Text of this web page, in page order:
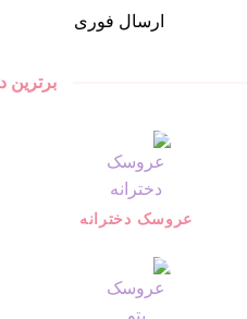
ارسال فوری
برترین
عروسک دخترانه